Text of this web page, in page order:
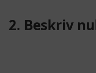
2. Beskriv